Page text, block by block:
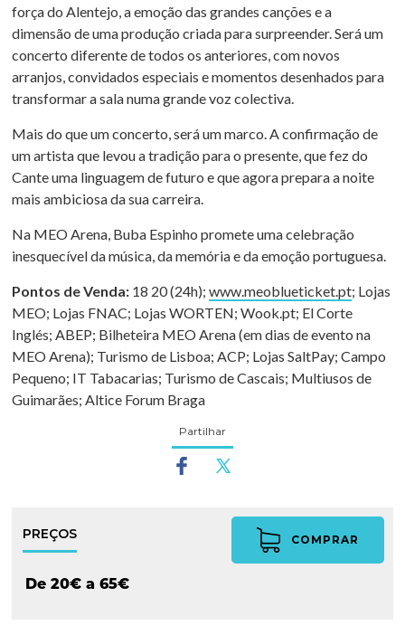
força do Alentejo, a emoção das grandes canções e a
dimensão de uma produção criada para surpreender. Será um
concerto diferente de todos os anteriores, com novos
arranjos, convidados especiais e momentos desenhados para
transformar a sala numa grande voz colectiva.
Mais do que um concerto, será um marco. A confirmação de
um artista que levou a tradição para o presente, que fez do
Cante uma linguagem de futuro e que agora prepara a noite
mais ambiciosa da sua carreira.
Na MEO Arena, Buba Espinho promete uma celebração
inesquecível da música, da memória e da emoção portuguesa.
Pontos de Venda: 18 20 (24h);www.meoblueticket.pt; Lojas
MEO; Lojas FNAC; Lojas WORTEN; Wook.pt; El Corte
Inglés; ABEP; Bilheteira MEO Arena (em dias de evento na
MEO Arena); Turismo de Lisboa; ACP; Lojas SaltPay; Campo
Pequeno; IT Tabacarias; Turismo de Cascais; Multiusos de
Guimarães; Altice Forum Braga
Partilhar
PREÇOS COMPRAR
De 20€ a 65€